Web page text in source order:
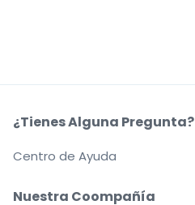
Nuestra Coompañía
¿Tienes Alguna Pregunta?
Centro de Ayuda